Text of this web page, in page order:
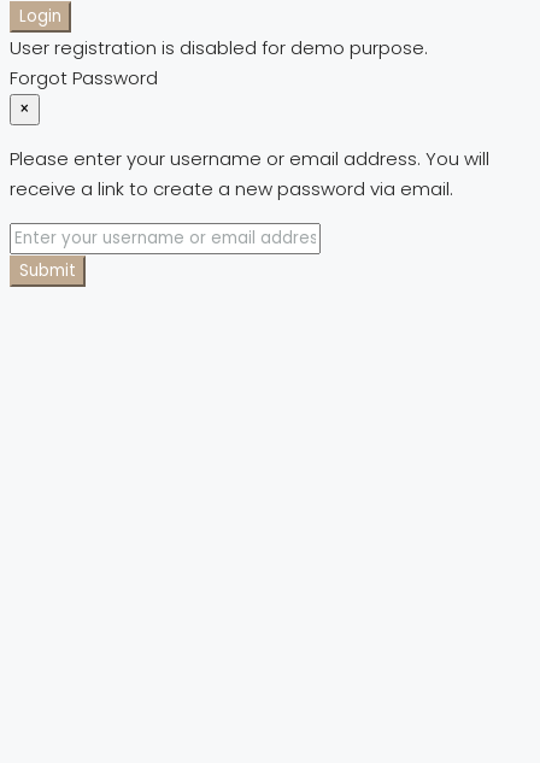
Login
User registration is disabled for demo purpose.
Forgot Password
×
Please enter your username or email address. You will
receive a link to create a new password via email.
Submit